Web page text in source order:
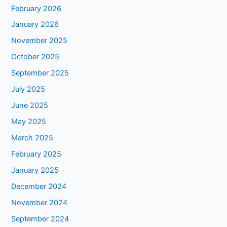
February 2026
January 2026
November 2025
October 2025
September 2025
July 2025
June 2025
May 2025
March 2025
February 2025
January 2025
December 2024
November 2024
September 2024